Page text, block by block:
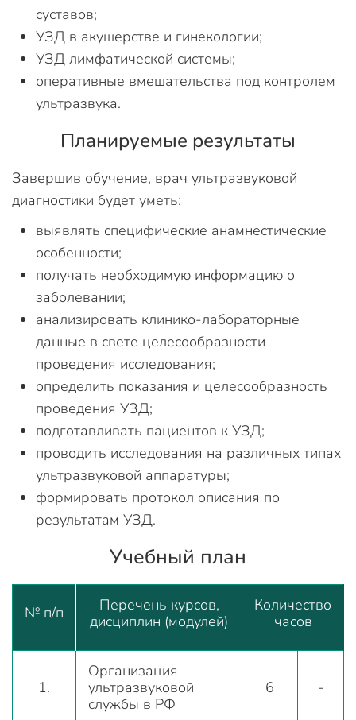
суставов;
УЗД в акушерстве и гинекологии;
УЗД лимфатической системы;
оперативные вмешательства под контролем
ультразвука.
Планируемые результаты
Завершив обучение, врач ультразвуковой
диагностики будет уметь:
выявлять специфические анамнестические
особенности;
получать необходимую информацию о
заболевании;
анализировать клинико-лабораторные
данные в свете целесообразности
проведения исследования;
определить показания и целесообразность
проведения УЗД;
подготавливать пациентов к УЗД;
проводить исследования на различных типах
ультразвуковой аппаратуры;
формировать протокол описания по
результатам УЗД.
Учебный план
№ п/п
Перечень курсов,
дисциплин (модулей)
Количество
часов
1.
Организация
ультразвуковой
службы в РФ
6 -